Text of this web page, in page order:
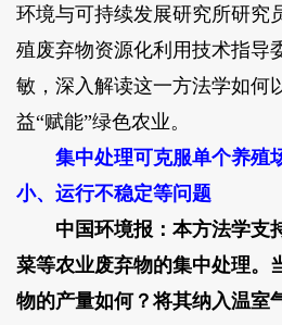
环境与可持续发展研究所研究
殖废弃物资源化利用技术指导
敏，深入解读这一方法学如何
益“赋能”绿色农业。
集中处理可克服单个养殖
小、运行不稳定等问题
中国环境报：本方法学支
菜等农业废弃物的集中处理。
物的产量如何？将其纳入温室